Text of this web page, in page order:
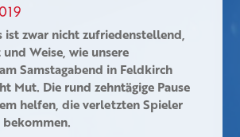
ist zwar nicht zufriedenstellend,
Weise, wie unsere
Samstagabend in Feldkirch
Mut. Die rund zehntägige Pause
helfen, die verletzten Spieler